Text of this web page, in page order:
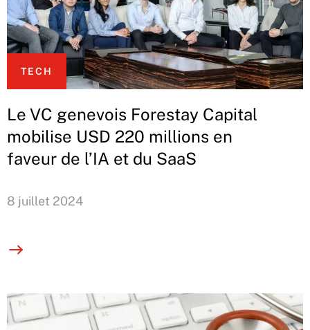
TECH
Le VC genevois Forestay Capital
mobilise USD 220 millions en
faveur de l’IA et du SaaS
8 juillet 2024